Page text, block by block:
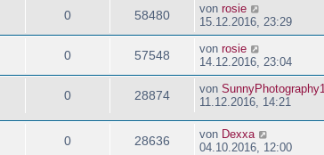
0 58480 von rosie
15.12.2016, 23:29
0 57548 von rosie
14.12.2016, 23:04
0 28874 von SunnyPhotography1
11.12.2016, 14:21
0 28636 von Dexxa
04.10.2016, 12:00